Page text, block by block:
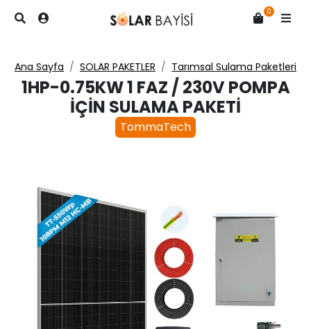
0
Ana Sayfa SOLAR PAKETLER Tarımsal Sulama Paketleri
1HP-0.75KW 1 FAZ / 230V POMPA
İÇIN SULAMA PAKETI
TommaTech